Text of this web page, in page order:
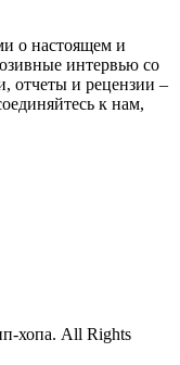
о настоящем и
интервью со
отчеты и рецензии –
к нам,
хопа. All Rights